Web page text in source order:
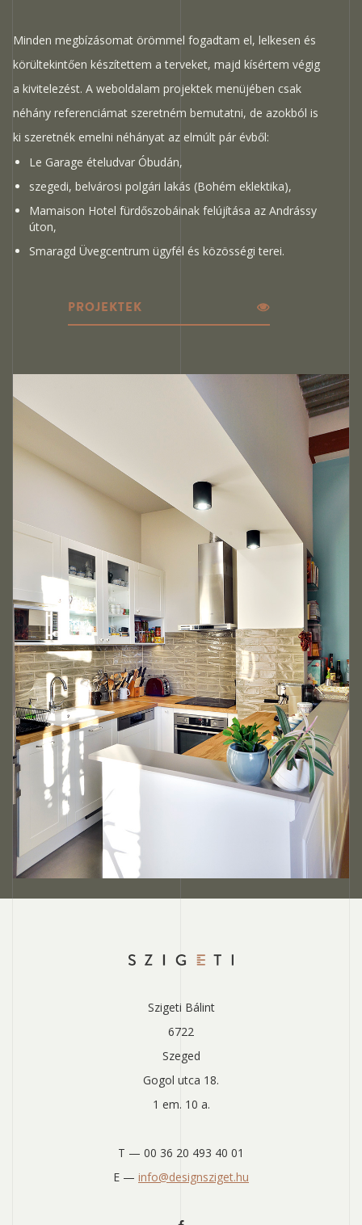
Minden megbízásomat örömmel fogadtam el, lelkesen és
körültekintően készítettem a terveket, majd kísértem végig
a kivitelezést. A weboldalam projektek menüjében csak
néhány referenciámat szeretném bemutatni, de azokból is
ki szeretnék emelni néhányat az elmúlt pár évből:
Le Garage ételudvar Óbudán,
szegedi, belvárosi polgári lakás (Bohém eklektika),
Mamaison Hotel fürdőszobáinak felújítása az Andrássy
úton,
Smaragd Üvegcentrum ügyfél és közösségi terei.
PROJEKTEK
Szigeti Bálint
6722
Szeged
Gogol utca 18.
1 em. 10 a.
T — 00 36 20 493 40 01
E — info@designsziget.hu